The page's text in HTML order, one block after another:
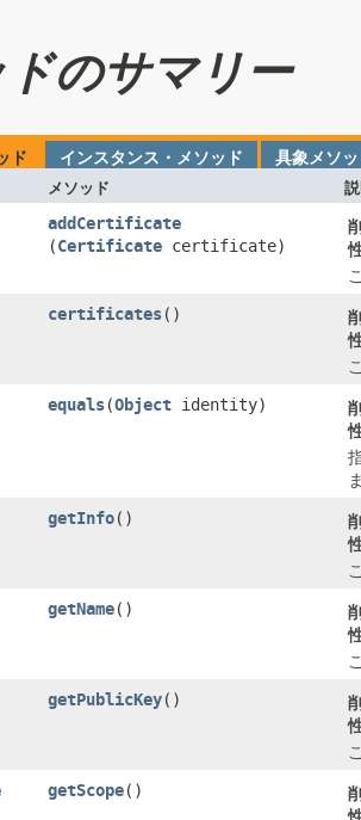
のサマリー
ド インスタンス・メソッド 具象メソ
メソッド
addCertificate
(Certificate certificate)
certificates()
equals​(Object identity)
getInfo()
getName()
getPublicKey()
getScope()